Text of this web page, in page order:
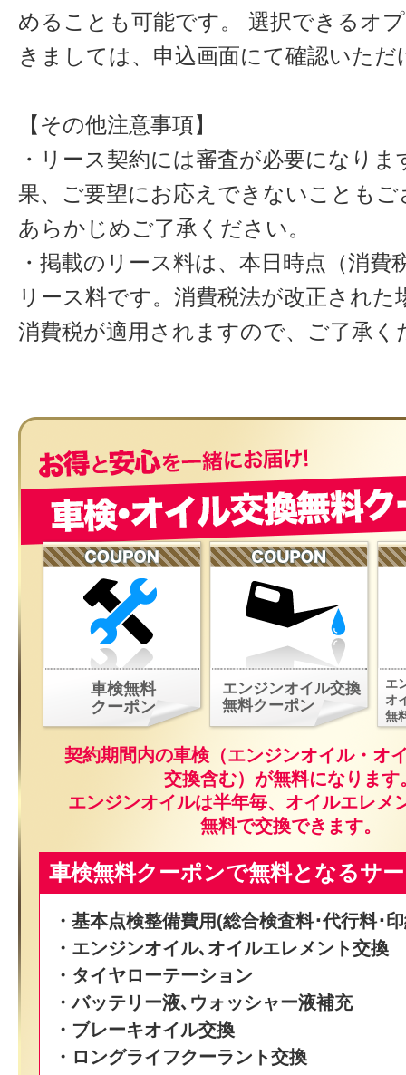
めることも可能です。 選択できるオ
きましては、申込画面にて確認いただ
【その他注意事項】
・リース契約には審査が必要になりま
果、ご要望にお応えできないことも
あらかじめご了承ください。
・掲載のリース料は、本日時点（消費
リース料です。消費税法が改正された
消費税が適用されますので、ご了承く
車検無料
クーポン
エンジンオイル交換
無料クーポン
エ
オ
無
契約期間内の車検（エンジンオイル・オ
交換含む）が無料になります
エンジンオイルは半年毎、オイルエレメ
無料で交換できます。
車検無料クーポンで無料となるサ
・基本点検整備費用(総合検査料･代行料･
・エンジンオイル､オイルエレメント交換
・タイヤローテーション
・バッテリー液､ウォッシャー液補充
・ブレーキオイル交換
・ロングライフクーラント交換